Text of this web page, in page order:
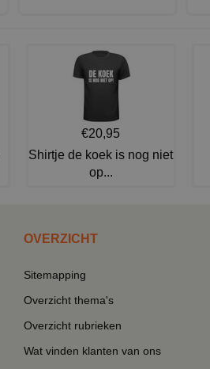
€20,95
Shirtje de koek is nog niet
op...
OVERZICHT
Sitemapping
Overzicht thema's
Overzicht rubrieken
Wat vinden klanten van ons